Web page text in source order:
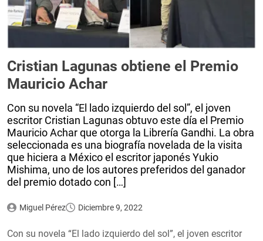
Cristian Lagunas obtiene el Premio
Mauricio Achar
Con su novela “El lado izquierdo del sol”, el joven
escritor Cristian Lagunas obtuvo este día el Premio
Mauricio Achar que otorga la Librería Gandhi. La obra
seleccionada es una biografía novelada de la visita
que hiciera a México el escritor japonés Yukio
Mishima, uno de los autores preferidos del ganador
del premio dotado con […]
Miguel Pérez Diciembre 9, 2022
Con su novela “El lado izquierdo del sol”, el joven escritor